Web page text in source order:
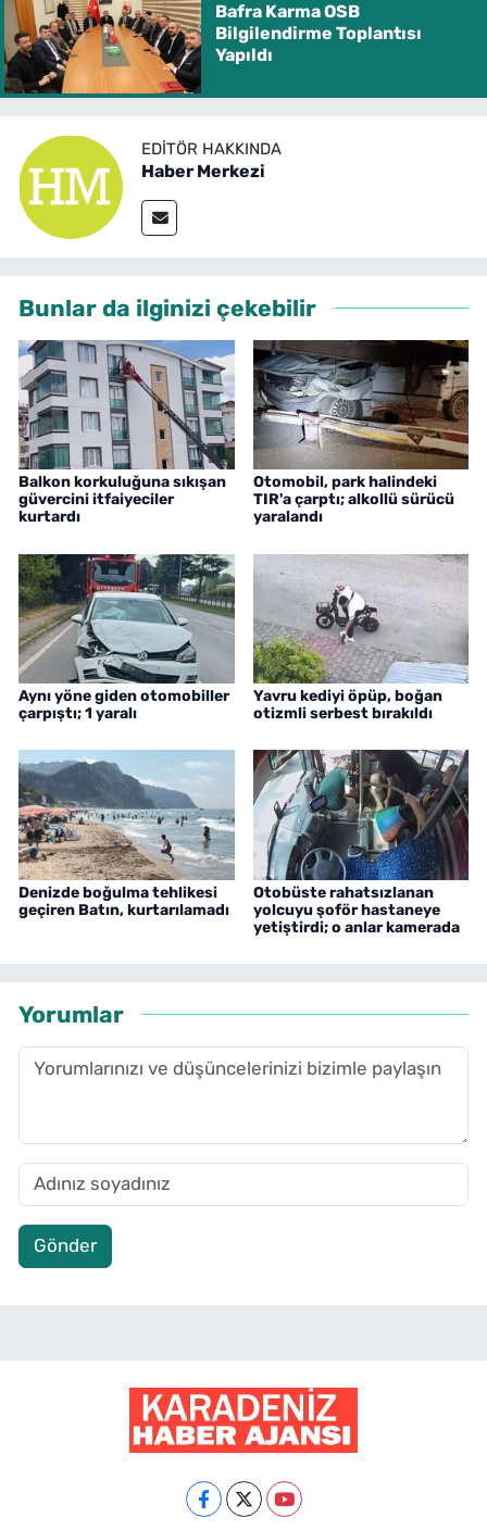
Bafra Karma OSB
Bilgilendirme Toplantısı
Yapıldı
EDITÖR HAKKINDA
Haber Merkezi
Bunlar da ilginizi çekebilir
Balkon korkuluğuna sıkışan
güvercini itfaiyeciler
kurtardı
Otomobil, park halindeki
TIR'a çarptı; alkollü sürücü
yaralandı
Aynı yöne giden otomobiller
çarpıştı; 1 yaralı
Yavru kediyi öpüp, boğan
otizmli serbest bırakıldı
Denizde boğulma tehlikesi
geçiren Batın, kurtarılamadı
Otobüste rahatsızlanan
yolcuyu şoför hastaneye
yetiştirdi; o anlar kamerada
Yorumlar
Gönder